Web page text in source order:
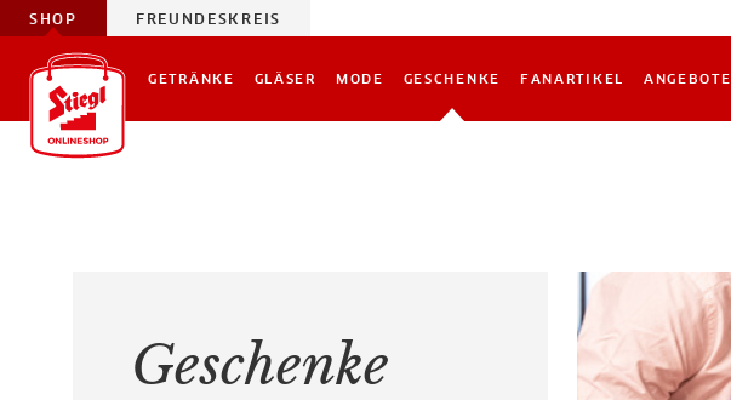
SHOP FREUNDESKREIS
GETRÄNKE GLÄSER MODE GESCHENKE FANARTIKEL ANGEBOTE
Geschenke